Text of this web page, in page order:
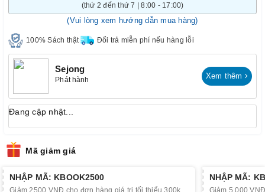
(thứ 2 đến thứ 7 | 8:00 - 17:00)
(Vui lòng xem hướng dẫn mua hàng)
100% Sách thật Đổi trả miễn phí nếu hàng lỗi
Sejong
Phát hành Xem thêm
Đang cập nhật...
Mã giảm giá
NHẬP MÃ: KBOOK2500
Giảm 2500 VNĐ cho đơn hàng giá trị tối thiểu 300k
NHẬP MÃ:
Giảm 5,000